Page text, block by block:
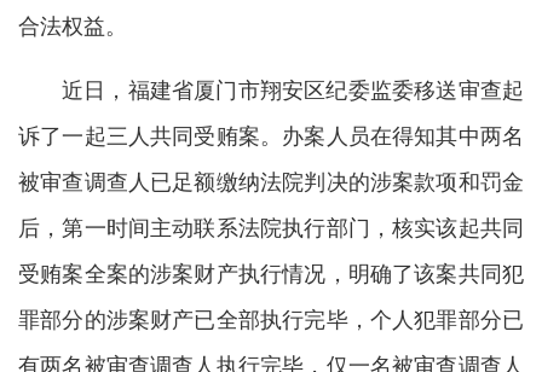
合法权益。
近日，福建省厦门市翔安区纪委监委移送审查起
诉了一起三人共同受贿案。办案人员在得知其中两名
被审查调查人已足额缴纳法院判决的涉案款项和罚金
后，第一时间主动联系法院执行部门，核实该起共同
受贿案全案的涉案财产执行情况，明确了该案共同犯
罪部分的涉案财产已全部执行完毕，个人犯罪部分已
有两名被审查调查人执行完毕，仅一名被审查调查人